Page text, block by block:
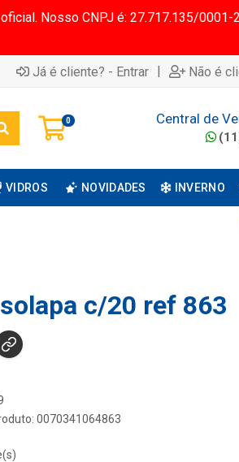
Nosso CNPJ é: 27.717.135/0001-
Já é cliente? - Entrar | Não é
0 Central de
VIDROS NOVIDADES INVERNO
c/20 ref 863
0070341064863